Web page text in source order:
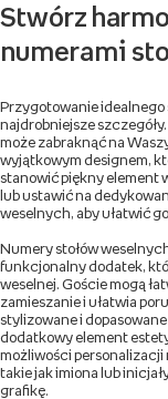
Stwórz
numerami
Przygotowanie idealnego
najdrobniejsze
może zabraknąć na
wyjątkowym designem,
stanowić piękny element
lub ustawić na
weselnych, aby ułatwić
Numery stołów
funkcjonalny dodatek,
weselnej. Goście mogą
zamieszanie i ułatwia
stylizowane i
dodatkowy element
możliwości
takie jak imiona lub
grafikę.